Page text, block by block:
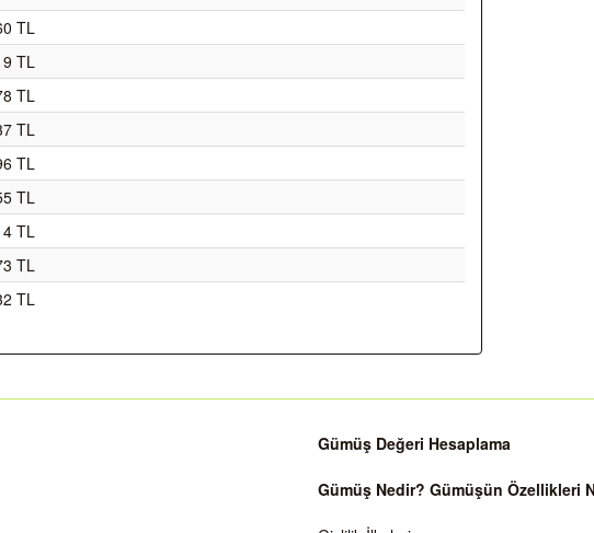
TL
TL
TL
TL
TL
TL
TL
TL
TL
Gümüş Değeri Hesaplama
Gümüş Nedir? Gümüşün Özellikleri